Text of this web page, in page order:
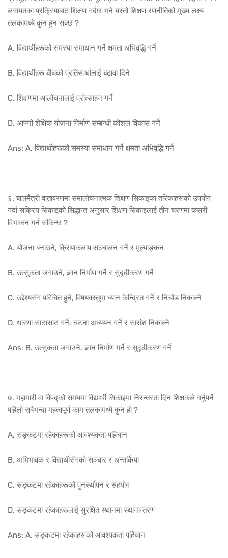
लगायतका प्रक्रियाबाट शिक्षण गर्दछ भने यस्तो शिक्षण रणनीतिको मुख्य लक्ष्य
तलकामध्ये कुन हुन सक्छ ?
A. विद्यार्थीहरूको समस्या समाधान गर्ने क्षमता अभिवृद्धि गर्ने
B. विद्यार्थीहरू बीचको प्रतिस्पर्धालाई बढावा दिने
C. शिक्षणमा आलोचनालाई प्रोत्साहन गर्ने
D. आफ्नो शैक्षिक योजना निर्माण सम्बन्धी कौशल विकास गर्ने
Ans: A. विद्यार्थीहरूको समस्या समाधान गर्ने क्षमता अभिवृद्धि गर्ने
६. बालमैत्री वातावरणमा समालोचनात्मक शिक्षण सिकाइका तरिकाहरूको उपयोग
गर्दा सक्रिय सिकाइको सिद्धान्त अनुसार शिक्षण सिकाइलाई तीन चरणमा कसरी
विभाजन गर्न सकिन्छ ?
A. योजना बनाउने, क्रियाकलाप सञ्चालन गर्ने र मूल्याङ्कन
B. उत्सुकता जगाउने, ज्ञान निर्माण गर्ने र सुदृढीकरण गर्ने
C. उद्देश्यसँग परिचित हुने, विषयवस्तुमा ध्यान केन्द्रित गर्ने र निचोड निकाल्ने
D. धारणा साटासाट गर्ने, घटना अध्ययन गर्ने र सारांश निकाल्ने
Ans: B. उत्सुकता जगाउने, ज्ञान निर्माण गर्ने र सुदृढीकरण गर्ने
७. महामारी वा विपद्को समयमा विद्यार्थी सिकाइमा निरन्तरता दिन शिक्षकले गर्नुपर्ने
पहिलो सबैभन्दा महत्वपूर्ण काम तलकामध्ये कुन हो ?
A. सङ्कटमा रहेकाहरूको आवश्यकता पहिचान
B. अभिभावक र विद्यार्थीसँगको सञ्चार र अन्तर्किया
C. सङ्कटमा रहेकाहरूको पुनर्स्थापन र सहयोग
D. सङ्कटमा रहेकाहरूलाई सुरक्षित स्थानमा स्थानान्तरण
Ans: A. सङ्कटमा रहेकाहरूको आवश्यकता पहिचान